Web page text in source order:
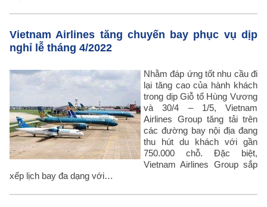
Vietnam Airlines tăng chuyến bay phục vụ dịp
nghỉ lễ tháng 4/2022
Nhằm đáp ứng tốt nhu cầu đi
lại tăng cao của hành khách
trong dịp Giỗ tổ Hùng Vương
và 30/4 – 1/5, Vietnam
Airlines Group tăng tải trên
các đường bay nội địa đang
thu hút du khách với gần
750.000 chỗ. Đặc biệt,
Vietnam Airlines Group sắp
xếp lịch bay đa dạng với…